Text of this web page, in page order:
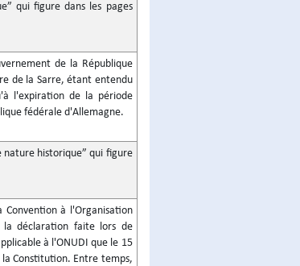
qui figure dans les pages
de la République
de la Sarre, étant entendu
l'expiration de la période
fédérale d'Allemagne.
nature historique” qui figure
à l'Organisation
la déclaration faite lors de
à l'ONUDI que le 15
Constitution. Entre temps,